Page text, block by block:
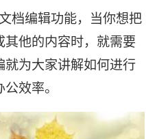
档编辑功能，当你想把
他的内容时，就需要
为大家讲解如何进行
效率。